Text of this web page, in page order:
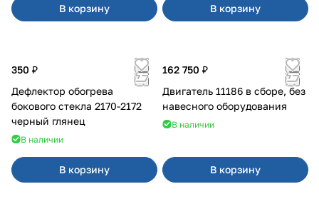
В корзину В корзину
350 ₽
Дефлектор обогрева
бокового стекла 2170-2172
черный глянец
В наличии
В корзину
162 750 ₽
Двигатель 11186 в сборе, без
навесного оборудования
В наличии
В корзину